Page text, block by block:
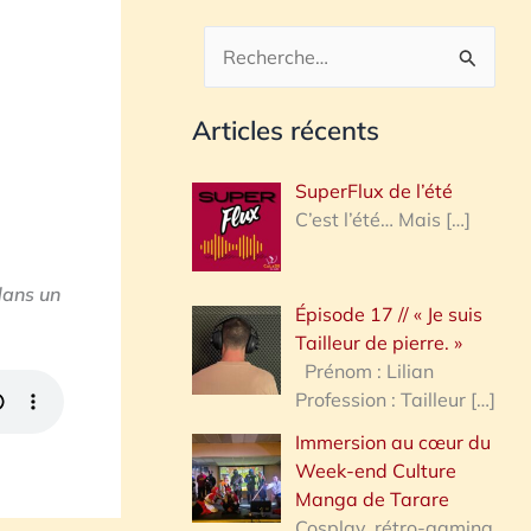
un
c
h
r
h
e
:
Articles récents
SuperFlux de l’été
C’est l’été… Mais […]
Épisode 17 // « Je suis
Tailleur de pierre. »
Prénom : Lilian
Profession : Tailleur […]
Immersion au cœur du
Week-end Culture
Manga de Tarare